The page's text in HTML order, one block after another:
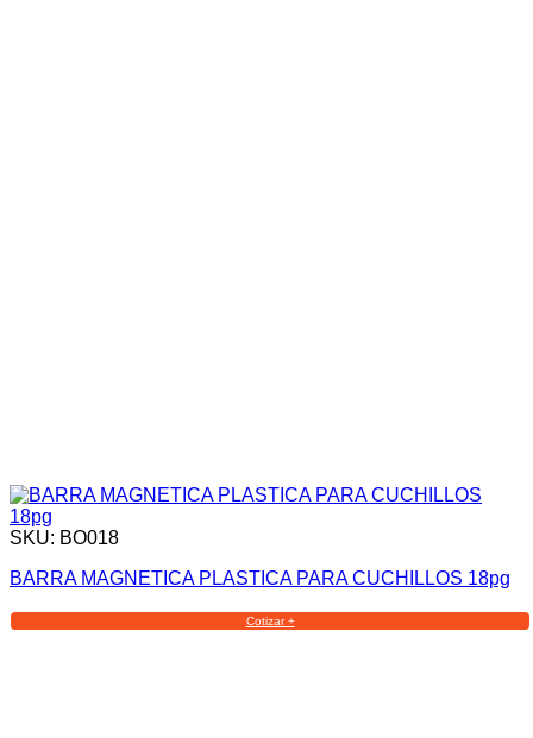
SKU: BO018
BARRA MAGNETICA PLASTICA PARA CUCHILLOS 18pg
Cotizar +